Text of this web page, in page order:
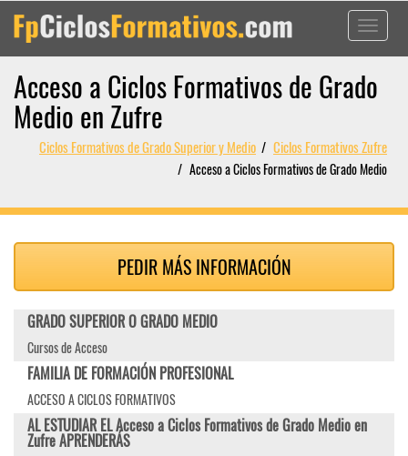
Toggle
Acceso a Ciclos Formativos de Grado
Medio en Zufre
Ciclos Formativos de Grado Superior y Medio Ciclos Formativos Zufre
Acceso a Ciclos Formativos de Grado Medio
PEDIR MÁS INFORMACIÓN
GRADO SUPERIOR O GRADO MEDIO
Cursos de Acceso
FAMILIA DE FORMACIÓN PROFESIONAL
ACCESO A CICLOS FORMATIVOS
AL ESTUDIAR EL Acceso a Ciclos Formativos de Grado Medio en
Zufre APRENDERÁS